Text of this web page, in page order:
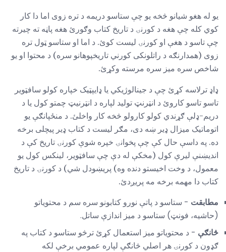
یو له هغو شیانو څخه یو چې ستاسو دریمه د تره زوی اما دا کار
کوي کله چې هغه د کورنۍ د تاریخ کتاب وګورئ هغه پاڼه ته چیرته
چې تاسو د هغې او کورنۍ لیست کوئ. د اما او ستاسو ټول تره
زوى (همدارنګه د راتلونکی کورني تاریخپوهانو سره) د محتوا او یو
شاخص سره میز سره مرسته وکړئ.
ډاډ ترلاسه کړئ چې د جینالوژیکي یا ډایپټیک خپاره کولو سافټویر
تاسو تاسو کاروئ د انټرنټ تولید لپاره د انټرنیټ چمتو کول یا د
دریم-ډلې ګړندي کولو کارولو څخه کار واخلئ. د منځپانګې یو
اتوماتیک میزال ډیر ښه دی، مګر لیست د کتاب ډیر پیچلی برخه
ده. په داسې حال کې چې پخوانۍ خپره شوې کورنۍ تاریخ کې د
اندیښنې لیرې کول (مخکې له دې چې سافټویر، لینکس کول یو
معمول، د وخت اخیستو دنده وه) پریښودل شي) د کورنۍ د تاریخ
کتاب دا مهمه برخه مه پریږدئ.
مطابقت - ستاسو د پاتې نورو کتابونو سره سم د محتوياتو
(حاشیه، فونټ) ستاسو د میز اندازې ساتل.
څانګې - د محتویاتو میز استعمال کړئ ترڅو ستاسو د کتاب په
ګډون د کورنۍ هر اصلي څانګې لپاره عمومي برخې لکه